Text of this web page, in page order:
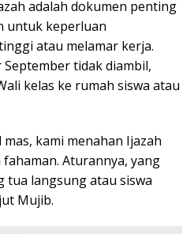
adalah dokumen penting
untuk keperluan
atau melamar kerja.
tidak diambil,
kelas ke rumah siswa atau
kami menahan Ijazah
Aturannya, yang
tua langsung atau siswa
Mujib.